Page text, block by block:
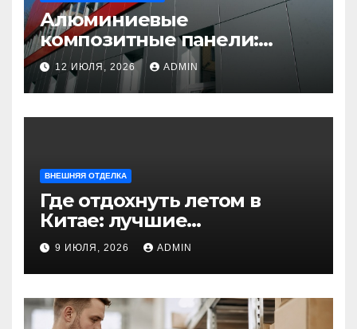
Алюминиевые
композитные панели:
универсальное решение
для современного
строительства и дизайна
12 ИЮЛЯ, 2026 ADMIN
ВНЕШНЯЯ ОТДЕЛКА
Где отдохнуть летом в
Китае: лучшие
направления для
незабываемого
путешествия
9 ИЮЛЯ, 2026 ADMIN